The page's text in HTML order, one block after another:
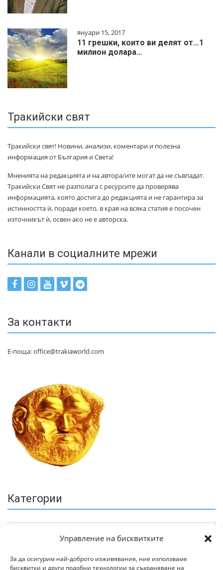
Управление на бисквитките
За да осигурим най-доброто изживявания, ние използваме
бисквитки и други подобни технологии за съхраняване на
януари 15, 2017
11 грешки, които ви делят от…1
милиoн дoлapa…
Тракийски свят
Тракийски свят! Новини, анализи, коментари и полезна
информация от България и Света!
Мненията на редакцията и на автора/ите могат да не съвпадат.
Тракийски Свят не разполага с ресурсите да проверява
информацията, която достига до редакцията и не гарантира за
истинността ѝ, поради което, в края на всяка статия е посочен
източникът ѝ, освен ако не е авторска.
Канали в социалните мрежи
За контакти
Е-поща: office@trakiaworld.com
Категории